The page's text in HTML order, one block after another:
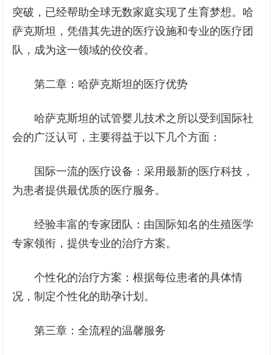
突破，已经帮助全球无数家庭实现了生育梦想。哈
萨克斯坦，凭借其先进的医疗设施和专业的医疗团
队，成为这一领域的佼佼者。
第二章：哈萨克斯坦的医疗优势
哈萨克斯坦的试管婴儿技术之所以受到国际社
会的广泛认可，主要得益于以下几个方面：
国际一流的医疗设备：采用最新的医疗科技，
为患者提供最优质的医疗服务。
经验丰富的专家团队：由国际知名的生殖医学
专家领衔，提供专业的治疗方案。
个性化的治疗方案：根据每位患者的具体情
况，制定个性化的助孕计划。
第三章：全流程的温馨服务